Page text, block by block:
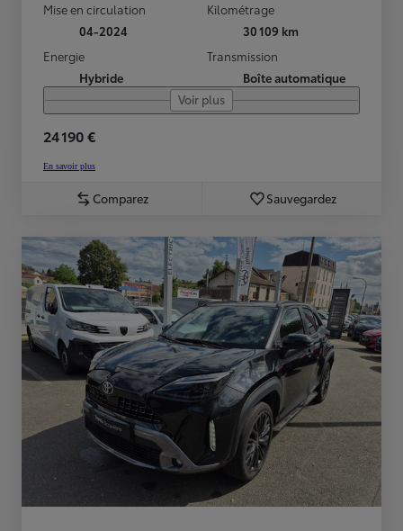
Mise en circulation
04-2024
Kilométrage
30 109 km
Energie
Hybride
Transmission
Boîte automatique
Voir plus
24 190 €
En savoir plus
Comparez Sauvegardez